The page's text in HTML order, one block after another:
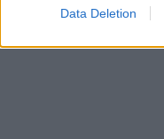
Data Deletion